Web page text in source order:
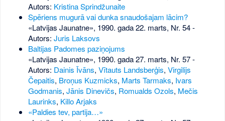
Autors: Kristina Sprindžunaite
Spēriens mugurā vai dunka snaudošajam lācim?
«Latvijas Jaunatne», 1990. gada 22. marts, Nr. 54-
Autors: Juris Laksovs
Baltijas Padomes paziņojums
«Latvijas Jaunatne», 1990. gada 27. marts, Nr. 57-
Autors: Dainis Īvāns, Vītauts Landsberģis, Virgilijs
Čepaitis, Broņus Kuzmicks, Marts Tarmaks, Ivars
Godmanis, Jānis Dinevičs, Romualds Ozols, Mečis
Laurinks, Killo Arjaks
«Paldies tev, partija…»